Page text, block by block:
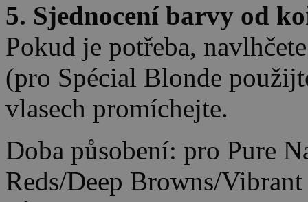
5. Sjednocení barvy od
Pokud je potřeba,
(pro Spécial Blonde
vlasech promíchejte.
Doba působení: pro Pure
Reds/Deep Browns/